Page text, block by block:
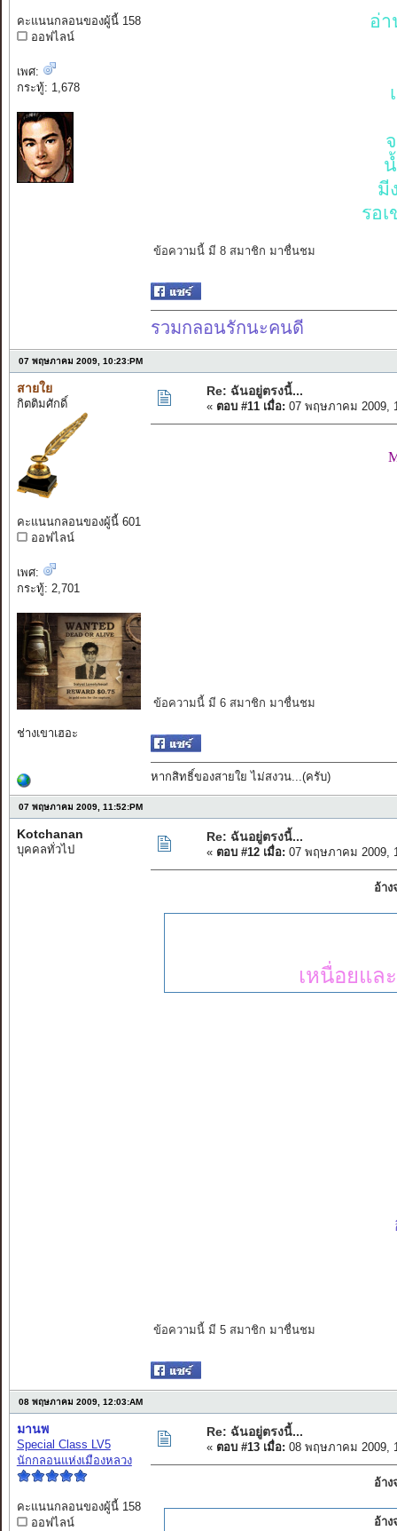
คะแนนกลอนของผู้นี้ 158
ออฟไลน์
เพศ:
กระทู้: 1,678
อ่
มี
รอ
ข้อความนี้ มี 8 สมาชิก มาชื่นชม
รวมกลอนรักนะคนดี
07 พฤษภาคม 2009, 10:23:PM
สายใย
กิตติมศักดิ์
คะแนนกลอนของผู้นี้ 601
ออฟไลน์
เพศ:
กระทู้: 2,701
ช่างเขาเฮอะ
Re: ฉันอยู่ตรงนี้...
« ตอบ #11 เมื่อ: 07 พฤษภาคม 2009,
ข้อความนี้ มี 6 สมาชิก มาชื่นชม
หากสิทธิ์ของสายใย ไม่สงวน...(ครับ)
07 พฤษภาคม 2009, 11:52:PM
Kotchanan
บุคคลทั่วไป
Re: ฉันอยู่ตรงนี้...
« ตอบ #12 เมื่อ: 07 พฤษภาคม 2009,
อ้า
เหนื่อยแล
ข้อความนี้ มี 5 สมาชิก มาชื่นชม
08 พฤษภาคม 2009, 12:03:AM
มานพ
Special Class LV5
นักกลอนแห่งเมืองหลวง
คะแนนกลอนของผู้นี้ 158
ออฟไลน์
Re: ฉันอยู่ตรงนี้...
« ตอบ #13 เมื่อ: 08 พฤษภาคม 2009,
อ้า
อ้า